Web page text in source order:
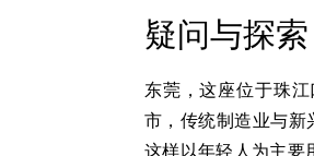
疑问与探
东莞，这座位于珠
市，传统制造业与新
这样以年轻人为主要